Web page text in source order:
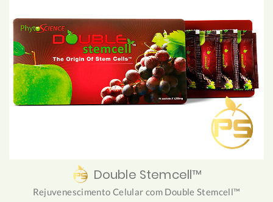
Double Stemcell™
Rejuvenescimento Celular com Double Stemcell™